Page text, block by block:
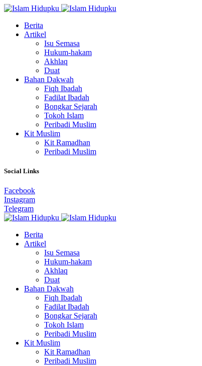
Berita
Artikel
Isu Semasa
Hukum-hakam
Akhlaq
Duat
Bahan Dakwah
Fiqh Ibadah
Fadilat Ibadah
Bongkar Sejarah
Tokoh Islam
Peribadi Muslim
Kit Muslim
Kit Ramadhan
Peribadi Muslim
Social Links
Facebook
Instagram
Telegram
Berita
Artikel
Isu Semasa
Hukum-hakam
Akhlaq
Duat
Bahan Dakwah
Fiqh Ibadah
Fadilat Ibadah
Bongkar Sejarah
Tokoh Islam
Peribadi Muslim
Kit Muslim
Kit Ramadhan
Peribadi Muslim